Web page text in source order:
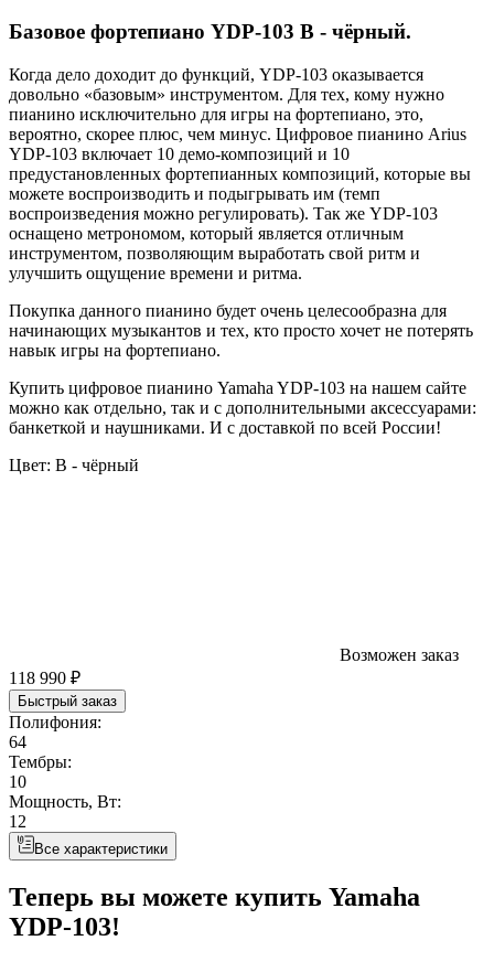
Базовое фортепиано YDP-103 B - чёрный.
Когда дело доходит до функций, YDP-103 оказывается
довольно «базовым» инструментом. Для тех, кому нужно
пианино исключительно для игры на фортепиано, это,
вероятно, скорее плюс, чем минус. Цифровое пианино Arius
YDP-103 включает 10 демо-композиций и 10
предустановленных фортепианных композиций, которые вы
можете воспроизводить и подыгрывать им (темп
воспроизведения можно регулировать). Так же YDP-103
оснащено метрономом, который является отличным
инструментом, позволяющим выработать свой ритм и
улучшить ощущение времени и ритма.
Покупка данного пианино будет очень целесообразна для
начинающих музыкантов и тех, кто просто хочет не потерять
навык игры на фортепиано.
Купить цифровое пианино Yamaha YDP-103 на нашем сайте
можно как отдельно, так и с дополнительными аксессуарами:
банкеткой и наушниками. И с доставкой по всей России!
Цвет: B - чёрный
Возможен заказ
118 990 ₽
Быстрый заказ
Полифония:
64
Тембры:
10
Мощность, Вт:
12
Все характеристики
Теперь вы можете купить Yamaha
YDP-103!